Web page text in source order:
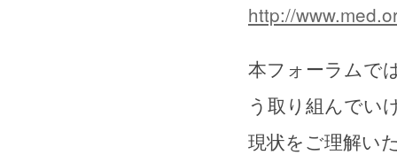
http://
本フォーラムで
う取り組んでい
現状をご理解い